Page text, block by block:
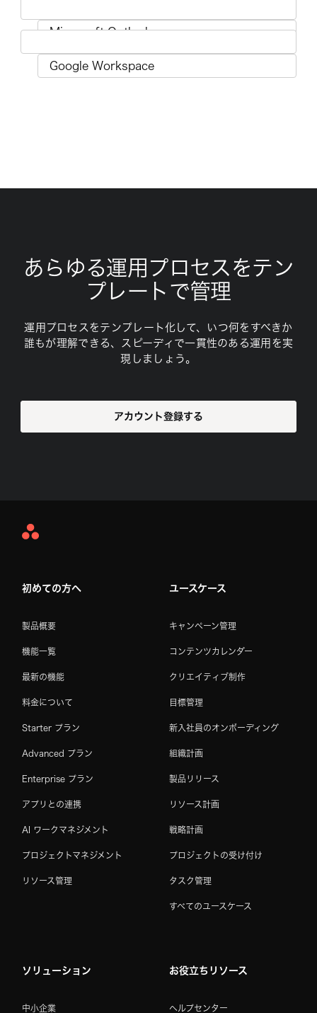
あらゆる運用プロセスをテン
プレートで管理
運用プロセスをテンプレート化して、いつ何をすべきか
誰もが理解できる、スピーディで一貫性のある運用を実
現しましょう。
アカウント登録する
Asana
初めての方へ
製品概要
機能一覧
最新の機能
料金について
Starter プラン
Advanced プラン
Enterprise プラン
アプリとの連携
AI ワークマネジメント
プロジェクトマネジメント
リソース管理
ユースケース
キャンペーン管理
コンテンツカレンダー
クリエイティブ制作
目標管理
新入社員のオンボーディング
組織計画
製品リリース
リソース計画
戦略計画
プロジェクトの受け付け
タスク管理
すべてのユースケース
ソリューション
中小企業
お役立ちリソース
ヘルプセンター